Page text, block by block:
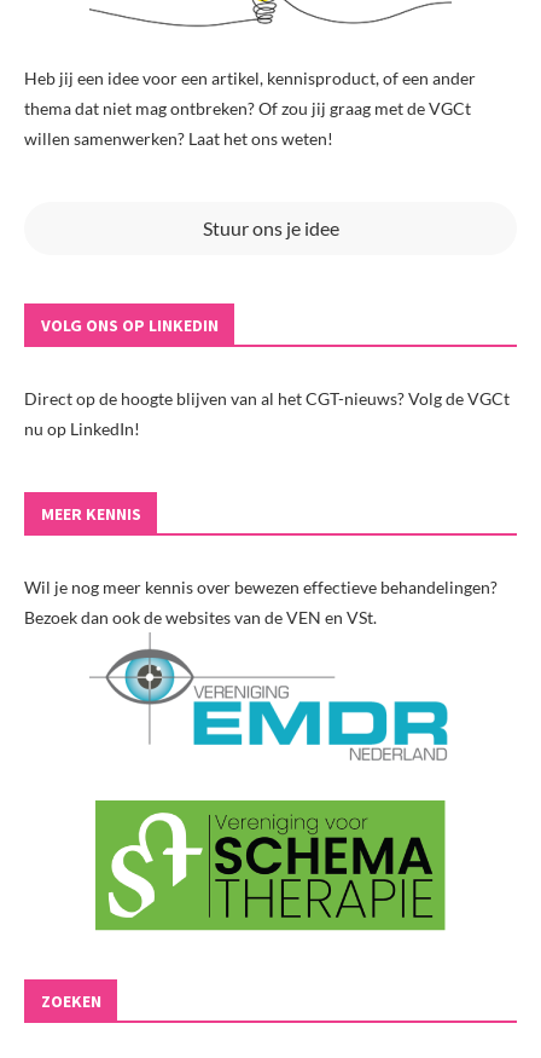
Heb jij een idee voor een artikel, kennisproduct, of een ander
thema dat niet mag ontbreken? Of zou jij graag met de VGCt
willen samenwerken? Laat het ons weten!
Stuur ons je idee
VOLG ONS OP LINKEDIN
Direct op de hoogte blijven van al het CGT-nieuws? Volg de VGCt
nu op LinkedIn!
MEER KENNIS
Wil je nog meer kennis over bewezen effectieve behandelingen?
Bezoek dan ook de websites van de VEN en VSt.
ZOEKEN